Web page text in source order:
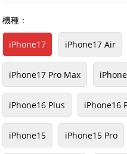
機種：
iPhone17 iPhone17 Air
iPhone17 Pro Max
iPhone16 Plus iPhone16
iPhone15 iPhone15 Pro